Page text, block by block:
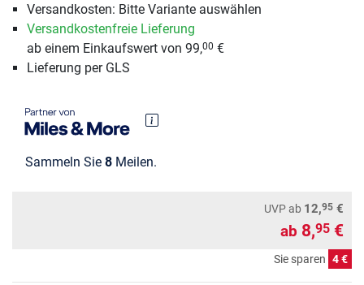
Versandkosten: Bitte Variante auswählen
Versandkostenfreie Lieferung
ab einem Einkaufswert von 99,00 €
Lieferung per GLS
Sammeln Sie 8 Meilen.
UVPab 12,95 €
ab 8,95 €
Sie sparen 4 €